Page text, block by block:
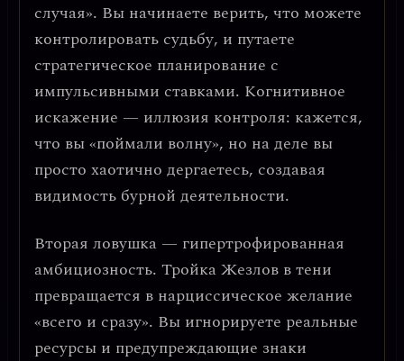
случая». Вы начинаете верить, что можете
контролировать судьбу, и путаете
стратегическое планирование с
импульсивными ставками. Когнитивное
искажение — иллюзия контроля: кажется,
что вы «поймали волну», но на деле вы
просто хаотично дергаетесь, создавая
видимость бурной деятельности.
Вторая ловушка — гипертрофированная
амбициозность. Тройка Жезлов в тени
превращается в нарциссическое желание
«всего и сразу». Вы игнорируете реальные
ресурсы и предупреждающие знаки